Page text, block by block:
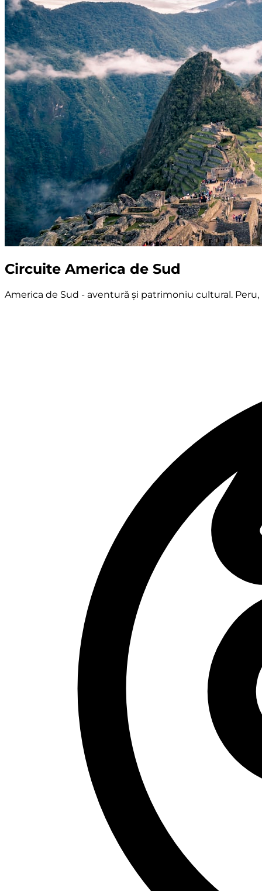
Circuite America de Sud
America de Sud - aventură și patrimoniu cultural.